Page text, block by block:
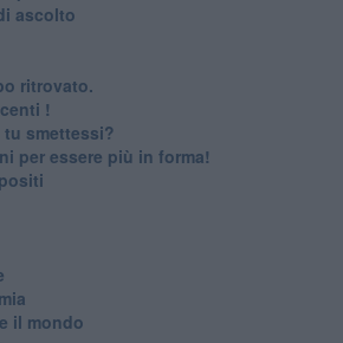
ascolto
ritrovato.
!
tu smettessi?
per essere più in forma!
il mondo